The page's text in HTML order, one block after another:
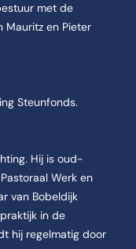
met de
Mauritz en Pieter
Steunfonds.
Hij is oud-
Werk en
van Bobeldijk
in de
hij regelmatig door